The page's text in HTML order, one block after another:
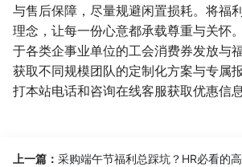
与售后保障，尽量规避闲置损耗。将福
理念，让每一份心意都承载尊重与关怀
于各类企事业单位的工会消费券发放与
获取不同规模团队的定制化方案与专属
打本站电话和咨询在线客服获取优惠信
上一篇： 采购端午节福利总踩坑？HR必看的